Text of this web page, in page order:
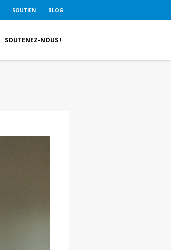
SOUTIEN BLOG
SOUTENEZ-NOUS !